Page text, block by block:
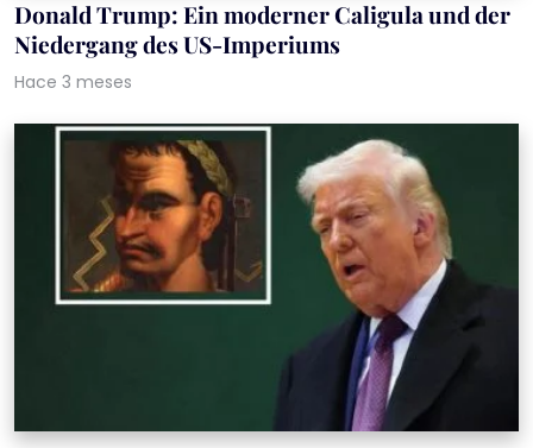
Donald Trump: Ein moderner Caligula und der
Niedergang des US-Imperiums
Hace 3 meses